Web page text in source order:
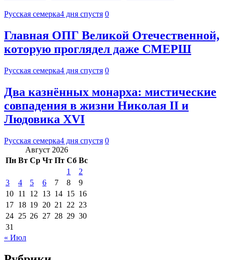
Русская семерка4 дня спустя 0
Главная ОПГ Великой Отечественной,
которую проглядел даже СМЕРШ
Русская семерка4 дня спустя 0
Два казнённых монарха: мистические
совпадения в жизни Николая II и
Людовика XVI
Русская семерка4 дня спустя 0
Август 2026
Пн Вт Ср Чт Пт Сб Вс
1
2
3
4 5 6 7 8
9
10 11 12 13 14 15 16
17 18 19 20 21 22 23
24 25 26 27 28 29 30
31
« Июл